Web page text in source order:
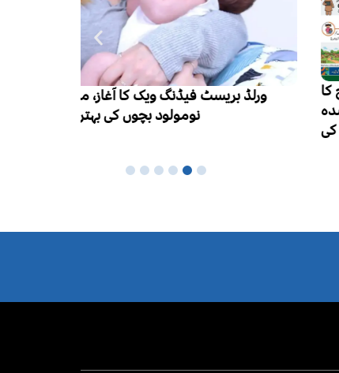
ورلڈ بریسٹ فیڈنگ ویک کا آغاز، ماں کا دودھ
نومولود بچوں کی بہترین غذا قرار